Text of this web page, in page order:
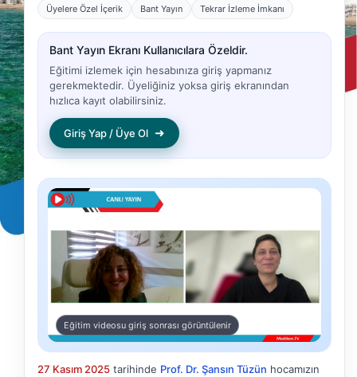
Üyelere Özel İçerik Bant Yayın Tekrar İzleme İmkanı
Bant Yayın Ekranı Kullanıcılara Özeldir.
Eğitimi izlemek için hesabınıza giriş yapmanız
gerekmektedir. Üyeliğiniz yoksa giriş ekranından
hızlıca kayıt olabilirsiniz.
Giriş Yap / Üye Ol ➜
Eğitim videosu giriş sonrası görüntülenir
27 Kasım 2025 tarihinde Prof. Dr. Şansın Tüzün hocamızın